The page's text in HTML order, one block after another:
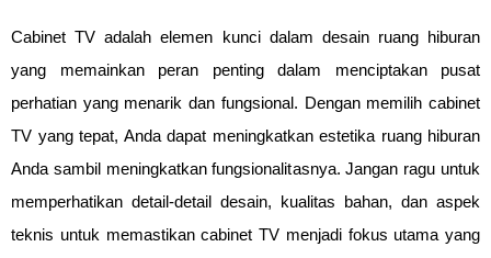
Cabinet TV adalah elemen kunci dalam desain ruang hiburan
yang memainkan peran penting dalam menciptakan pusat
perhatian yang menarik dan fungsional. Dengan memilih cabinet
TV yang tepat, Anda dapat meningkatkan estetika ruang hiburan
Anda sambil meningkatkan fungsionalitasnya. Jangan ragu untuk
memperhatikan detail-detail desain, kualitas bahan, dan aspek
teknis untuk memastikan cabinet TV menjadi fokus utama yang